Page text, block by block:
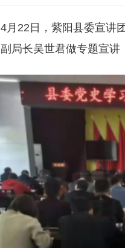
4月22日，紫阳县委宣
局长吴世君做专题宣讲